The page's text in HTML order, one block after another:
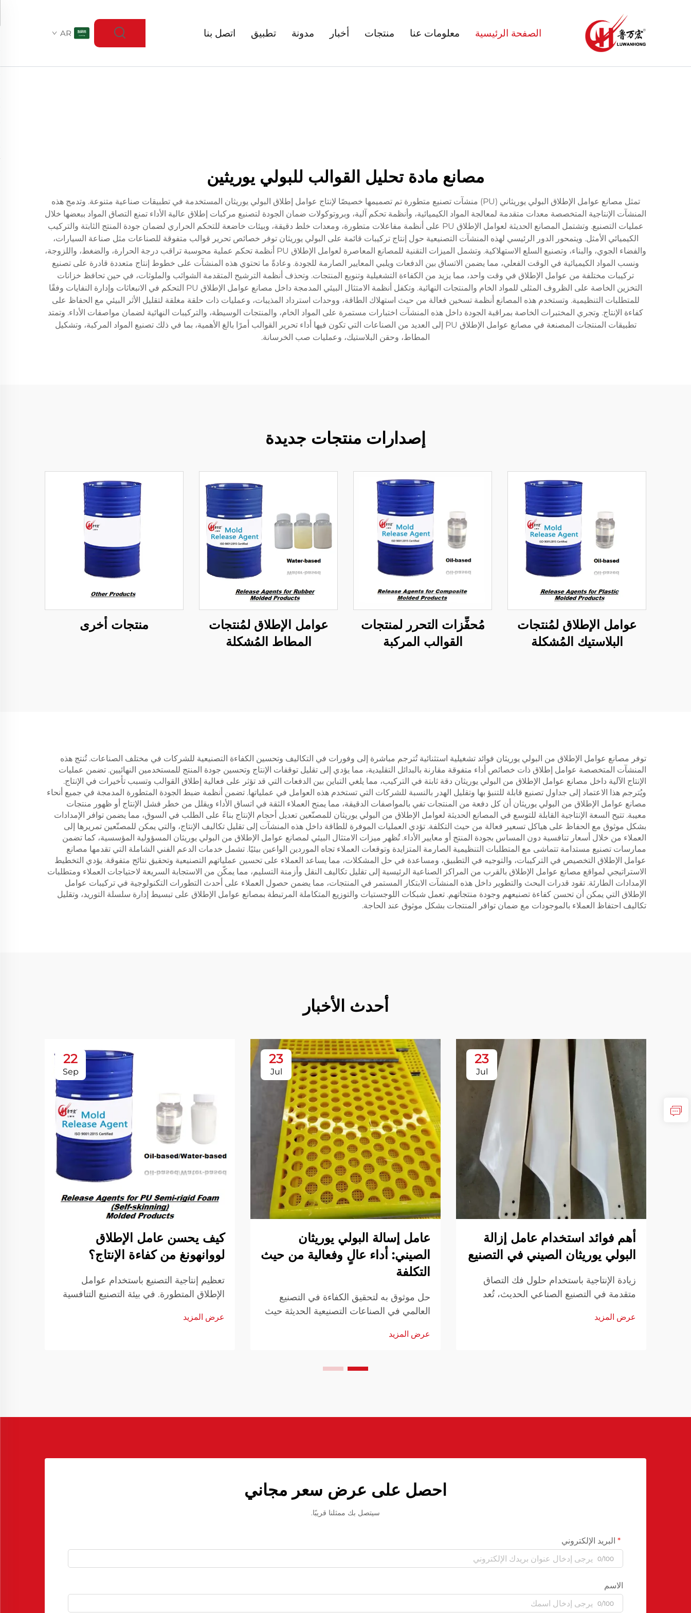
الصفحة الرئيسية معلومات عنا منتجات أخبار مدونة تطبيق اتصل بنا AR
مصانع مادة تحليل القوالب للبولي يوريثين
تمثل مصانع عوامل الإطلاق البولي يوريثاني (PU) منشآت تصنيع متطورة تم تصميمها خصيصًا لإنتاج عوامل إطلاق البولي يوريثان المستخدمة في تطبيقات صناعية متنوعة. وتدمج هذه
المنشآت الإنتاجية المتخصصة معدات متقدمة لمعالجة المواد الكيميائية، وأنظمة تحكم آلية، وبروتوكولات ضمان الجودة لتصنيع مركبات إطلاق عالية الأداء تمنع التصاق المواد ببعضها خلال
عمليات التصنيع. وتشتمل المصانع الحديثة لعوامل الإطلاق PU على أنظمة مفاعلات متطورة، ومعدات خلط دقيقة، وبيئات خاضعة للتحكم الحراري لضمان جودة المنتج الثابتة والتركيب
الكيميائي الأمثل. ويتمحور الدور الرئيسي لهذه المنشآت التصنيعية حول إنتاج تركيبات قائمة على البولي يوريثان توفر خصائص تحرير قوالب متفوقة للصناعات مثل صناعة السيارات،
والفضاء الجوي، والبناء، وتصنيع السلع الاستهلاكية. وتشمل الميزات التقنية للمصانع المعاصرة لعوامل الإطلاق PU أنظمة تحكم عملية محوسبة تراقب درجة الحرارة، والضغط، واللزوجة،
ونسب المواد الكيميائية في الوقت الفعلي، مما يضمن الاتساق بين الدفعات ويلبي المعايير الصارمة للجودة. وعادةً ما تحتوي هذه المنشآت على خطوط إنتاج متعددة قادرة على تصنيع
تركيبات مختلفة من عوامل الإطلاق في وقت واحد، مما يزيد من الكفاءة التشغيلية وتنويع المنتجات. وتحذف أنظمة الترشيح المتقدمة الشوائب والملوثات، في حين تحافظ خزانات
التخزين الخاصة على الظروف المثلى للمواد الخام والمنتجات النهائية. وتكفل أنظمة الامتثال البيئي المدمجة داخل مصانع عوامل الإطلاق PU التحكم في الانبعاثات وإدارة النفايات وفقًا
للمتطلبات التنظيمية. وتستخدم هذه المصانع أنظمة تسخين فعالة من حيث استهلاك الطاقة، ووحدات استرداد المذيبات، وعمليات ذات حلقة مغلقة لتقليل الأثر البيئي مع الحفاظ على
كفاءة الإنتاج. وتجري المختبرات الخاصة بمراقبة الجودة داخل هذه المنشآت اختبارات مستمرة على المواد الخام، والمنتجات الوسيطة، والتركيبات النهائية لضمان مواصفات الأداء. وتمتد
تطبيقات المنتجات المصنعة في مصانع عوامل الإطلاق PU إلى العديد من الصناعات التي تكون فيها أداء تحرير القوالب أمرًا بالغ الأهمية، بما في ذلك تصنيع المواد المركبة، وتشكيل
المطاط، وحقن البلاستيك، وعمليات صب الخرسانة.
إصدارات منتجات جديدة
عوامل الإطلاق لمُنتجات
البلاستيك المُشكلة
مُحفِّزات التحرر لمنتجات
القوالب المركبة
عوامل الإطلاق لمُنتجات
المطاط المُشكلة
منتجات أخرى
توفر مصانع عوامل الإطلاق من البولي يوريثان فوائد تشغيلية استثنائية تُترجم مباشرة إلى وفورات في التكاليف وتحسين الكفاءة التصنيعية للشركات في مختلف الصناعات. تُنتج هذه
المنشآت المتخصصة عوامل إطلاق ذات خصائص أداء متفوقة مقارنة بالبدائل التقليدية، مما يؤدي إلى تقليل توقفات الإنتاج وتحسين جودة المنتج للمستخدمين النهائيين. تضمن عمليات
الإنتاج الآلية داخل مصانع عوامل الإطلاق من البولي يوريثان دقة ثابتة في التركيب، مما يلغي التباين بين الدفعات التي قد تؤثر على فعالية إطلاق القوالب وتسبب تأخيرات في الإنتاج.
ويُترجم هذا الاعتماد إلى جداول تصنيع قابلة للتنبؤ بها وتقليل الهدر بالنسبة للشركات التي تستخدم هذه العوامل في عملياتها. تضمن أنظمة ضبط الجودة المتطورة المدمجة في جميع أنحاء
مصانع عوامل الإطلاق من البولي يوريثان أن كل دفعة من المنتجات تفي بالمواصفات الدقيقة، مما يمنح العملاء الثقة في اتساق الأداء ويقلل من خطر فشل الإنتاج أو ظهور منتجات
معيبة. تتيح السعة الإنتاجية القابلة للتوسع في المصانع الحديثة لعوامل الإطلاق من البولي يوريثان للمصنّعين تعديل أحجام الإنتاج بناءً على الطلب في السوق، مما يضمن توافر الإمدادات
بشكل موثوق مع الحفاظ على هياكل تسعير فعالة من حيث التكلفة. تؤدي العمليات الموفرة للطاقة داخل هذه المنشآت إلى تقليل تكاليف الإنتاج، والتي يمكن للمصنّعين تمريرها إلى
العملاء من خلال أسعار تنافسية دون المساس بجودة المنتج أو معايير الأداء. تُظهر ميزات الامتثال البيئي لمصانع عوامل الإطلاق من البولي يوريثان المسؤولية المؤسسية، كما تضمن
ممارسات تصنيع مستدامة تتماشى مع المتطلبات التنظيمية الصارمة المتزايدة وتوقعات العملاء تجاه الموردين الواعين بيئيًا. تشمل خدمات الدعم الفني الشاملة التي تقدمها مصانع
عوامل الإطلاق التخصيص في التركيبات، والتوجيه في التطبيق، ومساعدة في حل المشكلات، مما يساعد العملاء على تحسين عملياتهم التصنيعية وتحقيق نتائج متفوقة. يؤدي التخطيط
الاستراتيجي لمواقع مصانع عوامل الإطلاق بالقرب من المراكز الصناعية الرئيسية إلى تقليل تكاليف النقل وأزمنة التسليم، مما يمكّن من الاستجابة السريعة لاحتياجات العملاء ومتطلبات
الإمدادات الطارئة. تقود قدرات البحث والتطوير داخل هذه المنشآت الابتكار المستمر في المنتجات، مما يضمن حصول العملاء على أحدث التطورات التكنولوجية في تركيبات عوامل
الإطلاق التي يمكن أن تحسن كفاءة تصنيعهم وجودة منتجاتهم. تعمل شبكات اللوجستيات والتوزيع المتكاملة المرتبطة بمصانع عوامل الإطلاق على تبسيط إدارة سلسلة التوريد، وتقليل
تكاليف احتفاظ العملاء بالموجودات مع ضمان توافر المنتجات بشكل موثوق عند الحاجة.
أحدث الأخبار
23
Jul
أهم فوائد استخدام عامل إزالة
البولي يوريثان الصيني في التصنيع
زيادة الإنتاجية باستخدام حلول فك التصاق
متقدمة في التصنيع الصناعي الحديث، تُعد
القدرة التنافسية. إن أحد الأدوات الأساسية
عرض المزيد
23
Jul
عامل إسالة البولي يوريثان
الصيني: أداء عالٍ وفعالية من حيث
التكلفة
حل موثوق به لتحقيق الكفاءة في التصنيع
العالمي في الصناعات التصنيعية الحديثة حيث
اختيار المواد والمواد المساعدة في المعالجة
هذه المواد، تلعب... الصينية دورًا حيويًا.
عرض المزيد
22
Sep
كيف يحسن عامل الإطلاق
لووانهونغ من كفاءة الإنتاج؟
تعظيم إنتاجية التصنيع باستخدام عوامل
الإطلاق المتطورة. في بيئة التصنيع التنافسية
للنجاح. وقد برز تطبيق عامل الإطلاق عالي
عرض المزيد
احصل على عرض سعر مجاني
سيتصل بك ممثلنا قريبًا.
البريد الإلكتروني
0/100
الاسم
0/100